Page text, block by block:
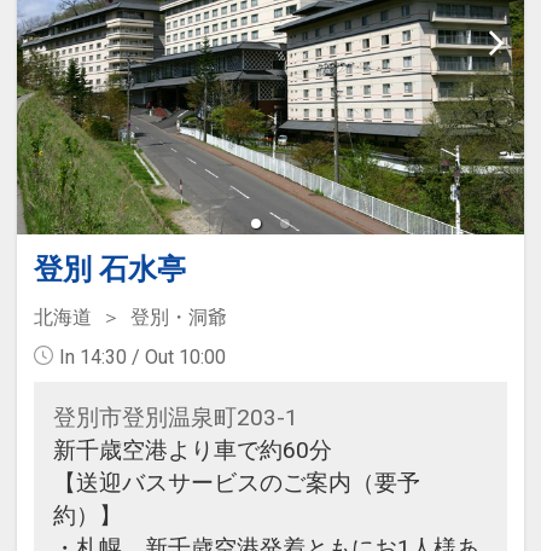
登別 石水亭
北海道
登別・洞爺
In 14:30 / Out 10:00
登別市登別温泉町203-1
新千歳空港より車で約60分
【送迎バスサービスのご案内（要予
約）】